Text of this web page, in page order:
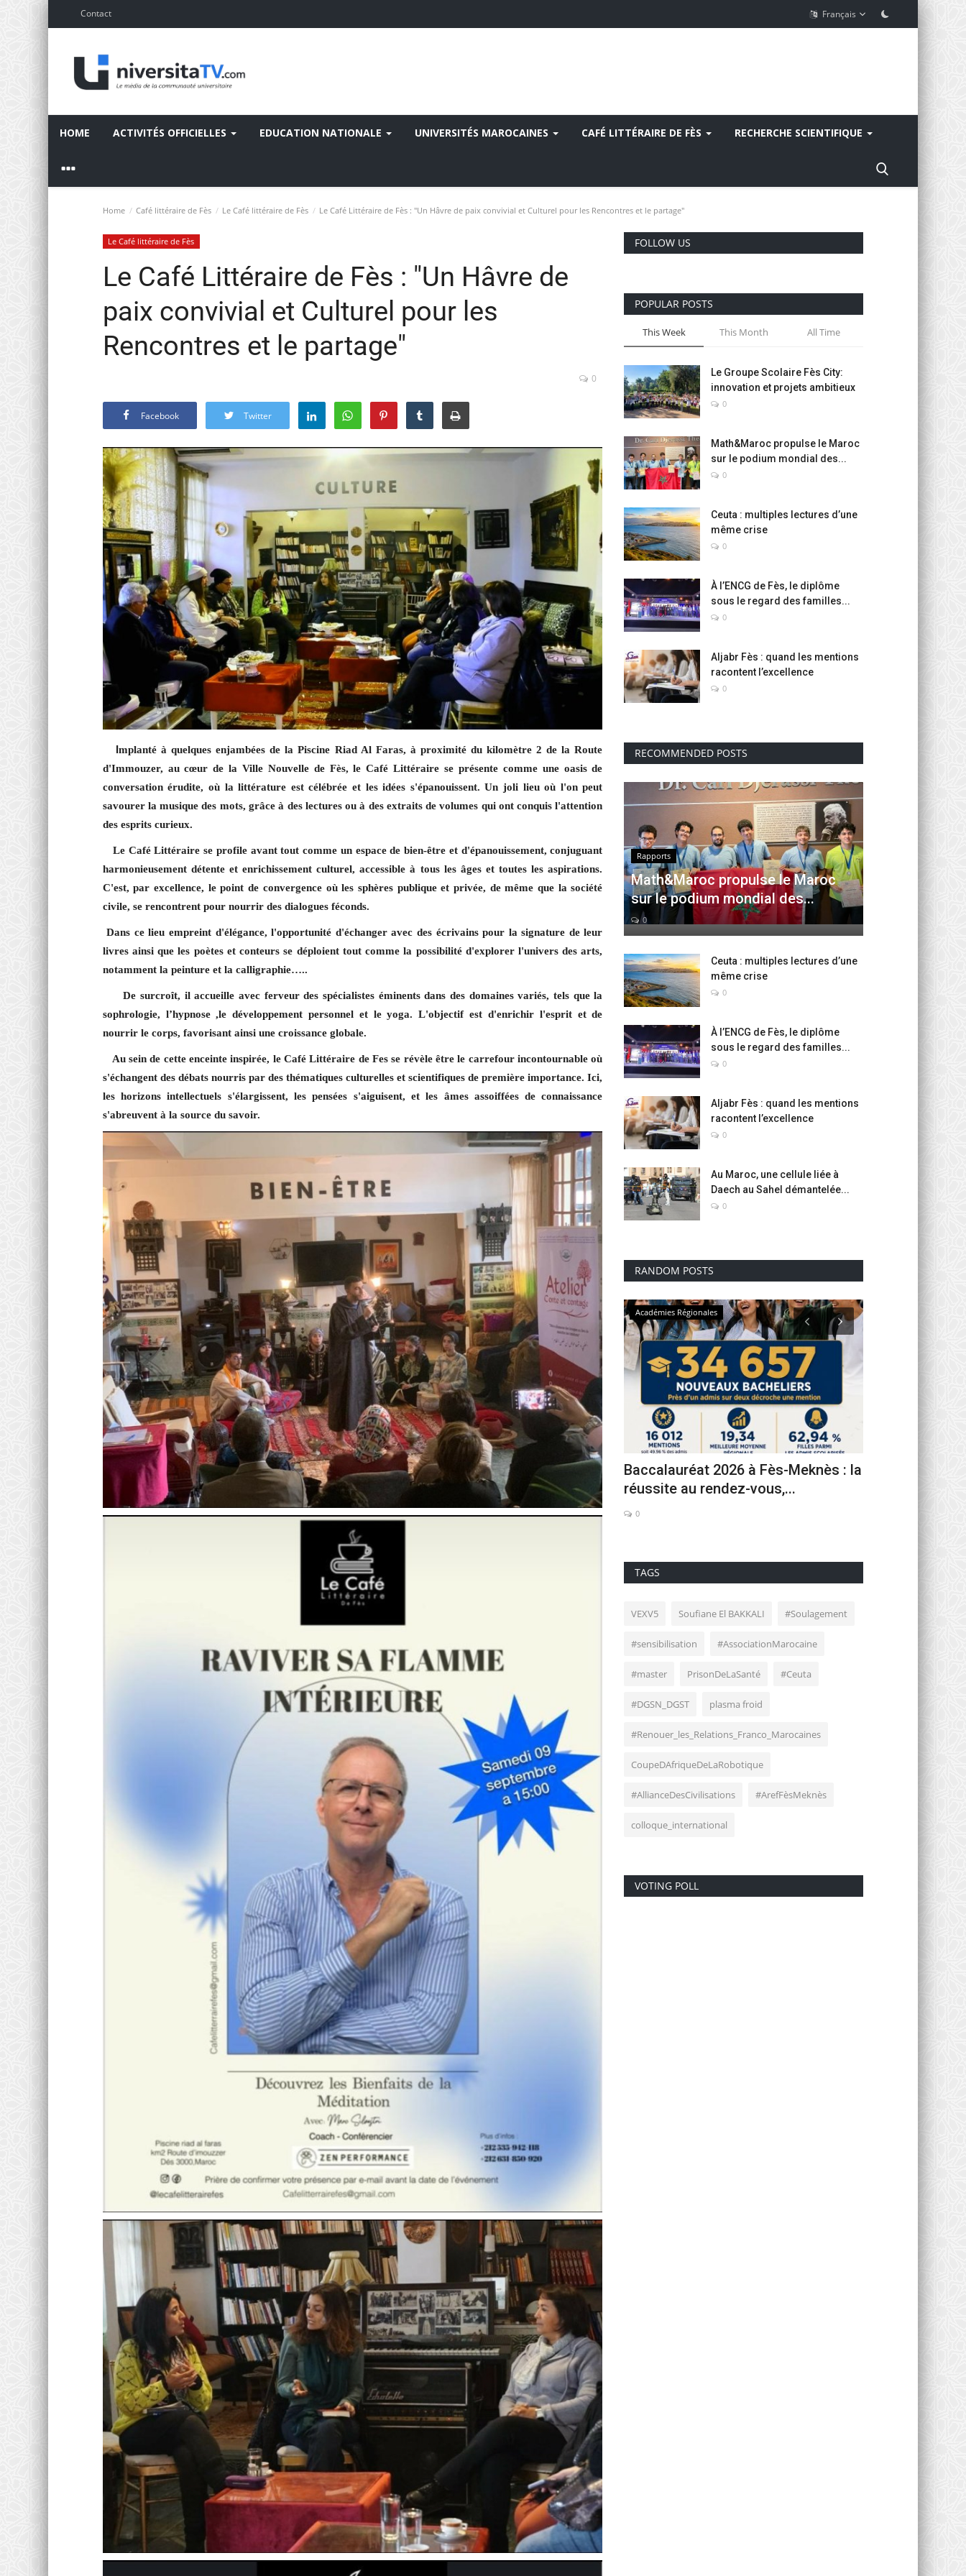
Contact Français
HOME ACTIVITÉS OFFICIELLES EDUCATION NATIONALE UNIVERSITÉS MAROCAINES CAFÉ LITTÉRAIRE DE FÈS RECHERCHE SCIENTIFIQUE
Home Café littéraire de Fès Le Café littéraire de Fès Le Café Littéraire de Fès : "Un Hâvre de paix convivial et Culturel pour les Rencontres et le partage"
Le Café littéraire de Fès
Le Café Littéraire de Fès : "Un Hâvre de
paix convivial et Culturel pour les
Rencontres et le partage"
0
Facebook Twitter
Implanté à quelques enjambées de la Piscine Riad Al Faras, à proximité du kilomètre 2 de la Route
d'Immouzer, au cœur de la Ville Nouvelle de Fès, le Café Littéraire se présente comme une oasis de
conversation érudite, où la littérature est célébrée et les idées s'épanouissent.Un joli lieu où l'on peut
savourer la musique des mots, grâce à des lectures ou à des extraits de volumes qui ont conquis l'attention
des esprits curieux.
Le Café Littéraire se profile avant tout comme un espace de bien-être et d'épanouissement, conjuguant
harmonieusement détente et enrichissement culturel, accessible à tous les âges et toutes les aspirations.
C'est, par excellence, le point de convergence où les sphères publique et privée, de même que la société
civile, se rencontrent pour nourrir des dialogues féconds.
Dans ce lieu empreint d'élégance, l'opportunité d'échanger avec des écrivains pour la signature de leur
livres ainsi que les poètes et conteurs se déploient tout comme la possibilité d'explorer l'univers des arts,
notamment la peinture et la calligraphie…..
De surcroît, il accueille avec ferveur des spécialistes éminents dans des domaines variés, tels que la
sophrologie, l’hypnose ,le développement personnel et le yoga. L'objectif est d'enrichir l'esprit et de
nourrir le corps, favorisant ainsi une croissance globale.
Au sein de cette enceinte inspirée, le Café Littéraire de Fes se révèle être le carrefour incontournable où
s'échangent des débats nourris par des thématiques culturelles et scientifiques de première importance. Ici,
les horizons intellectuels s'élargissent, les pensées s'aiguisent, et les âmes assoiffées de connaissance
s'abreuvent à la source du savoir.
FOLLOW US
POPULAR POSTS
This Week This Month All Time
Le Groupe Scolaire Fès City:
innovation et projets ambitieux
0
Math&Maroc propulse le Maroc
sur le podium mondial des...
0
Ceuta : multiples lectures d’une
même crise
0
À l’ENCG de Fès, le diplôme
sous le regard des familles...
0
Aljabr Fès : quand les mentions
racontent l’excellence
0
RECOMMENDED POSTS
Rapports
Math&Maroc propulse le Maroc
sur le podium mondial des...
0
Ceuta : multiples lectures d’une
même crise
0
À l’ENCG de Fès, le diplôme
sous le regard des familles...
0
Aljabr Fès : quand les mentions
racontent l’excellence
0
Au Maroc, une cellule liée à
Daech au Sahel démantelée...
0
RANDOM POSTS
Journées d'Etude
Le Doyen de FST de L'USMBA de
Fès et le Réseau International...
0
flashs
La Psychologie des rêves : entre
Science et Conscience
0
Académies Régionales
Baccalauréat 2026 à Fès-Meknès : la
réussite au rendez-vous,...
0
TAGS
VEXV5 Soufiane El BAKKALI #Soulagement
#sensibilisation #AssociationMarocaine
#master PrisonDeLaSanté #Ceuta
#DGSN_DGST plasma froid
#Renouer_les_Relations_Franco_Marocaines
CoupeDAfriqueDeLaRobotique
#AllianceDesCivilisations #ArefFèsMeknès
colloque_international
VOTING POLL